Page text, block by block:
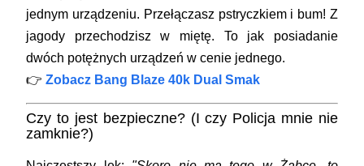
jednym urządzeniu. Przełączasz pstryczkiem i bum! Z
jagody przechodzisz w miętę. To jak posiadanie
dwóch potężnych urządzeń w cenie jednego.
👉Zobacz Bang Blaze 40k Dual Smak
Czy to jest bezpieczne? (I czy Policja mnie nie
zamknie?)